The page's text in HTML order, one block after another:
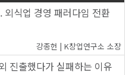
외식업 경영 패러다임 전환
강종헌 | K창업연구소 소장
진출했다가 실패하는 이유